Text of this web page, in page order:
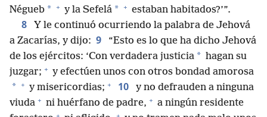
Négueb * + y la Sefelá * + estaban habitados?’”.
8
Y le continuó ocurriendo la palabra de Jehová
a Zacarías, y dijo: 9
“Esto es lo que ha dicho Jehová
de los ejércitos: ‘Con verdadera justicia * hagan su
juzgar; + y efectúen unos con otros bondad amorosa
* + y misericordias; + 10
y no defrauden a ninguna
viuda + ni huérfano de padre, + a ningún residente
+ +